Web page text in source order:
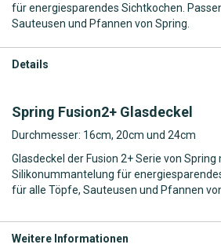
für energiesparendes Sichtkochen.
Sauteusen und Pfannen von Spring.
Details
Spring Fusion2+ Glasdeckel
Durchmesser: 16cm, 20cm und 24cm
Glasdeckel der Fusion 2+ Serie von Spring
Silikonummantelung für
für alle Töpfe, Sauteusen und Pfannen
Weitere Informationen